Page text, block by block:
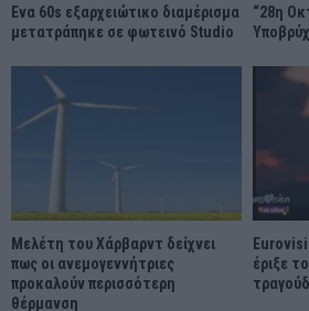
Ένα 60s εξαρχειώτικο διαμέρισμα
μετατράπηκε σε φωτεινό Studio
“28η
Μελέτη του Χάρβαρντ δείχνει
πως οι ανεμογεννήτριες
προκαλούν περισσότερη
θέρμανση
έριξε